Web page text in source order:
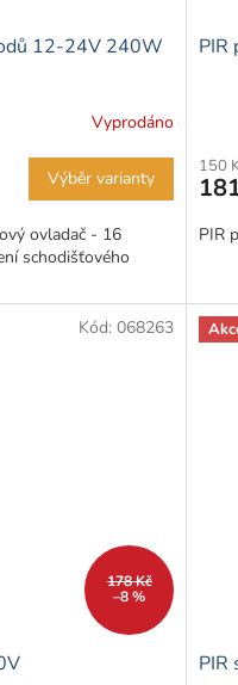
12-24V 240W
Vyprodáno
Výběr varianty
ovladač - 16
schodišťového
PIR
150
PIR
178 Kč
–8 %
Kód:068263
PIR